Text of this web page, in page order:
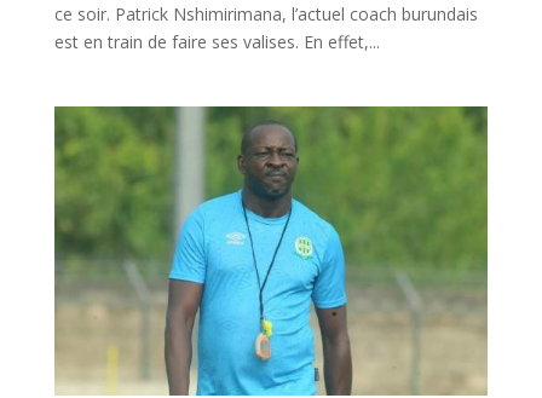
ce soir. Patrick Nshimirimana, l’actuel coach burundais
est en train de faire ses valises. En effet,...